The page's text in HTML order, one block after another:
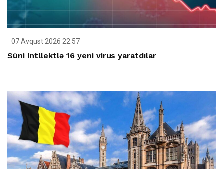
07 Avqust 2026 22:57
Süni intllektlə 16 yeni virus yaratdılar